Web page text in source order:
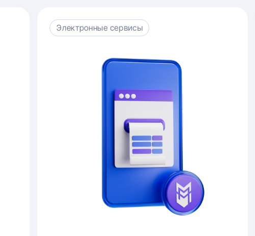
Электронные сервисы